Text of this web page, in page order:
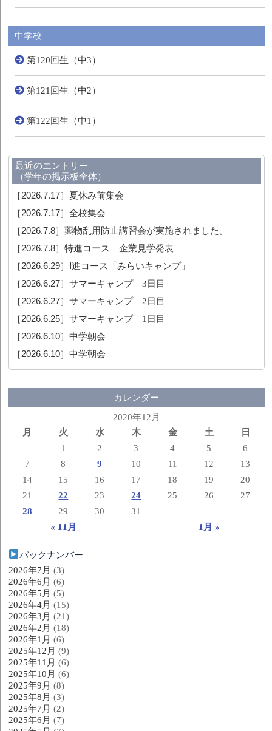
中学校
第120回生（中3）
第121回生（中2）
第122回生（中1）
最近のエントリー
（学年の掲示板全体）
［2026.7.17］ 夏休み前集会
［2026.7.17］全校集会
［2026.7.8］薬物乱用防止講習会が実施されました。
［2026.7.8］特進コース 企業見学発表
［2026.6.29］ Ⅰ進コース「みらいキャンプ」
［2026.6.27］サマーキャンプ 3日目
［2026.6.27］サマーキャンプ 2日目
［2026.6.25］サマーキャンプ 1日目
［2026.6.10］中学朝会
［2026.6.10］中学朝会
カレンダー
2020年12月
月
火 水 木 金 土 日
« 11月 1月 »
1 2 3 4 5
6
7
8 9 10 11 12
13
14
15 16 17 18 19
20
21
22 23 24 25 26
27
28
29 30 31
バックナンバー
2026年7月 (3)
2026年6月 (6)
2026年5月 (5)
2026年4月 (15)
2026年3月 (21)
2026年2月 (18)
2026年1月 (6)
2025年12月 (9)
2025年11月 (6)
2025年10月 (6)
2025年9月 (8)
2025年8月 (3)
2025年7月 (2)
2025年6月 (7)